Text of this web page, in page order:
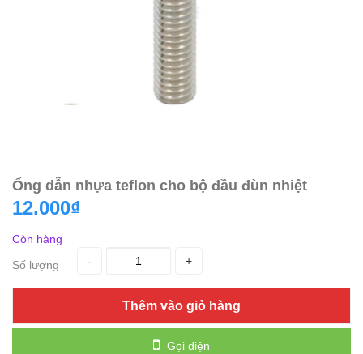
Ống dẫn nhựa teflon cho bộ đầu đùn nhiệt
12.000₫
Còn hàng
Số lượng
- +
Thêm vào giỏ hàng
Gọi điện